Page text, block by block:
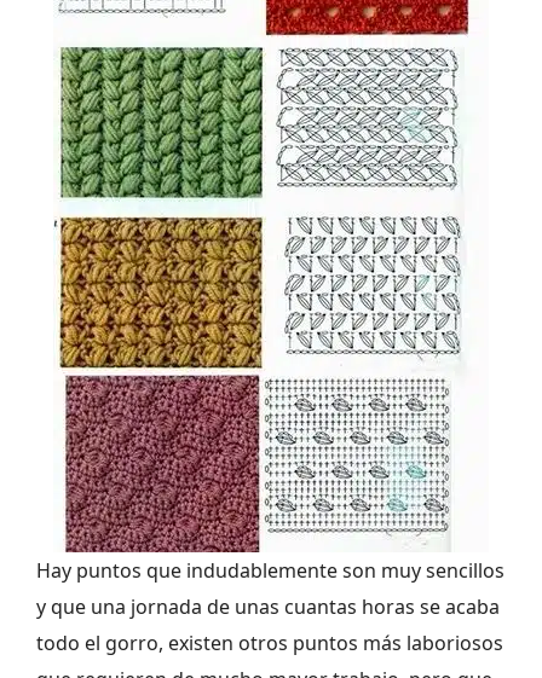
Hay puntos que indudablemente son muy sencillos
y que una jornada de unas cuantas horas se acaba
todo el gorro, existen otros puntos más laboriosos